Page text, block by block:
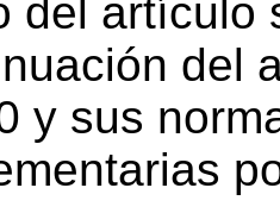
del artículo
del
y sus